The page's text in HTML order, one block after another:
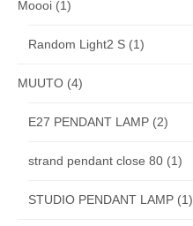
Moooi (1)
Random Light2 S (1)
MUUTO (4)
E27 PENDANT LAMP (2)
strand pendant close 80 (1)
STUDIO PENDANT LAMP (1)